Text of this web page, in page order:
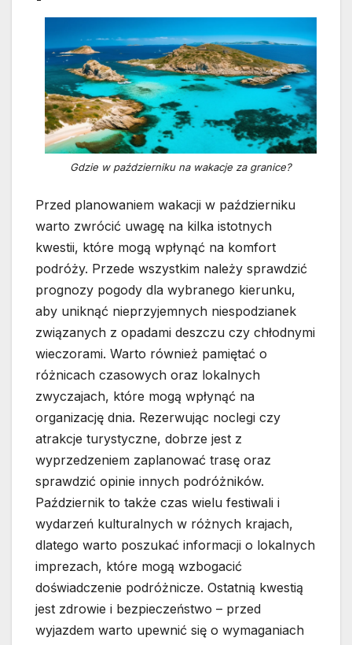
Gdzie w październiku na wakacje za granice?
Przed planowaniem wakacji w październiku
warto zwrócić uwagę na kilka istotnych
kwestii, które mogą wpłynąć na komfort
podróży. Przede wszystkim należy sprawdzić
prognozy pogody dla wybranego kierunku,
aby uniknąć nieprzyjemnych niespodzianek
związanych z opadami deszczu czy chłodnymi
wieczorami. Warto również pamiętać o
różnicach czasowych oraz lokalnych
zwyczajach, które mogą wpłynąć na
organizację dnia. Rezerwując noclegi czy
atrakcje turystyczne, dobrze jest z
wyprzedzeniem zaplanować trasę oraz
sprawdzić opinie innych podróżników.
Październik to także czas wielu festiwali i
wydarzeń kulturalnych w różnych krajach,
dlatego warto poszukać informacji o lokalnych
imprezach, które mogą wzbogacić
doświadczenie podróżnicze. Ostatnią kwestią
jest zdrowie i bezpieczeństwo – przed
wyjazdem warto upewnić się o wymaganiach